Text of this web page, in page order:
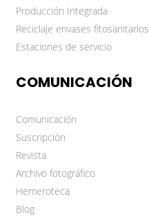
Producción Integrada
Reciclaje envases fitosanitarios
Estaciones de servicio
COMUNICACIÓN
Comunicación
Suscripción
Revista
Archivo fotográfico
Hemeroteca
Blog